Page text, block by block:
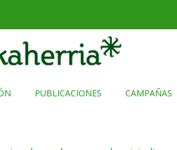
PUBLICACIONES CAMPAÑAS